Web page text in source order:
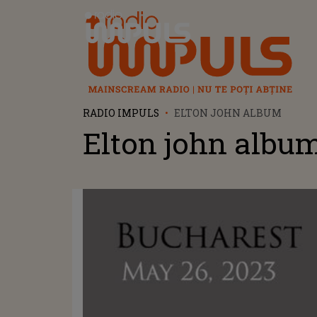
Radio Impuls
RADIO IMPULS ELTON JOHN ALBUM
Elton john